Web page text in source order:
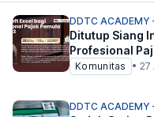
DDTC ACADEMY
Ditutup Siang
Profesional
Komunitas • 27
DDTC ACADEMY